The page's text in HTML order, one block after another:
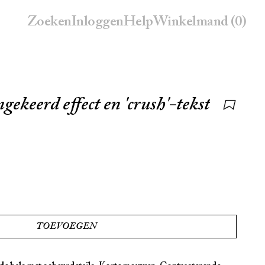
Zoeken inloggenHelpWinkelmand (0)
effect en 'crush'-tekst
TOEVOEGEN